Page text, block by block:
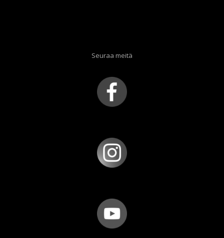
Seuraa meitä